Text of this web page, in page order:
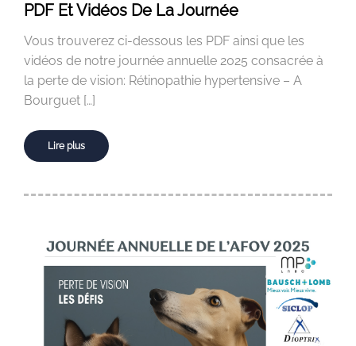
PDF Et Vidéos De La Journée
Vous trouverez ci-dessous les PDF ainsi que les
vidéos de notre journée annuelle 2025 consacrée à
la perte de vision: Rétinopathie hypertensive – A
Bourguet […]
Lire plus